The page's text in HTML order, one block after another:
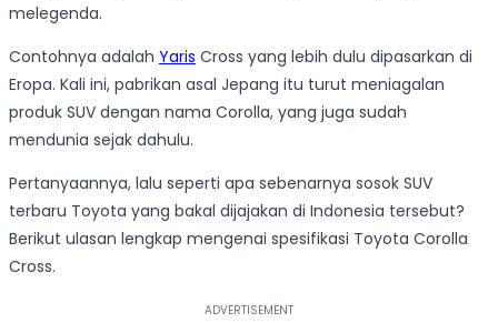
melegenda.
Contohnya adalah Yaris Cross yang lebih dulu dipasarkan di
Eropa. Kali ini, pabrikan asal Jepang itu turut meniagalan
produk SUV dengan nama Corolla, yang juga sudah
mendunia sejak dahulu.
Pertanyaannya, lalu seperti apa sebenarnya sosok SUV
terbaru Toyota yang bakal dijajakan di Indonesia tersebut?
Berikut ulasan lengkap mengenai spesifikasi Toyota Corolla
Cross.